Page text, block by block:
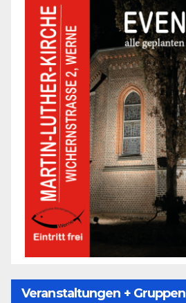
Veranstaltungen + Gruppen